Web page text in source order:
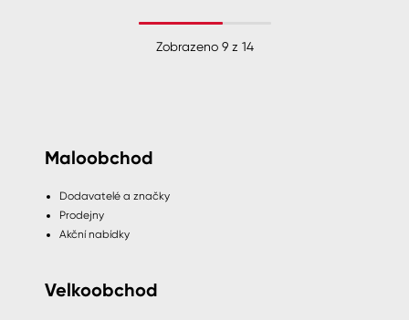
Zobrazeno 9z 14
Maloobchod
Dodavatelé a značky
Prodejny
Akční nabídky
Velkoobchod